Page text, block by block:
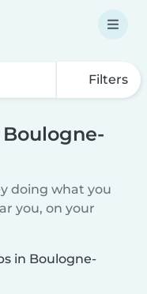
Filters
doing what you
you, on your
in Boulogne-